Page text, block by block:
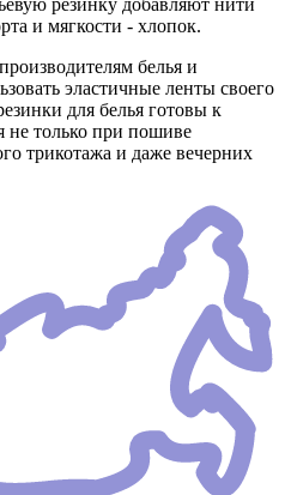
резинку добавляют нити
и мягкости - хлопок.
белья и
эластичные ленты своего
для белья готовы к
не только при пошиве
трикотажа и даже вечерних